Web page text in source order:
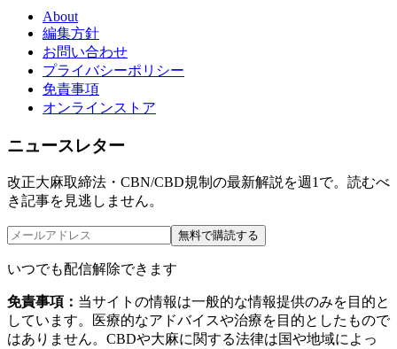
About
編集方針
お問い合わせ
プライバシーポリシー
免責事項
オンラインストア
ニュースレター
改正大麻取締法・CBN/CBD規制の最新解説を週1で。読むべ
き記事を見逃しません。
無料で購読する
いつでも配信解除できます
免責事項： 当サイトの情報は一般的な情報提供のみを目的と
しています。医療的なアドバイスや治療を目的としたもので
はありません。CBDや大麻に関する法律は国や地域によっ